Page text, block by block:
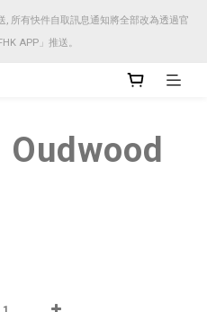
, 所有快件自取訊息通知將全部改為透過官
APP」推送。
, 所有快件自取訊息通知將全部改為透過官
APP」推送。
, 所有快件自取訊息通知將全部改為透過官